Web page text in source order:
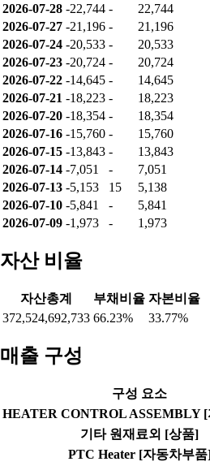
2026-07-28 -22,744 -
22,744
2026-07-27 -21,196 -
21,196
2026-07-24 -20,533 -
20,533
2026-07-23 -20,724 -
20,724
2026-07-22 -14,645 -
14,645
2026-07-21 -18,223 -
18,223
2026-07-20 -18,354 -
18,354
2026-07-16 -15,760 -
15,760
2026-07-15 -13,843 -
13,843
2026-07-14 -7,051 -
7,051
2026-07-13 -5,153 15
5,138
2026-07-10 -5,841 -
5,841
2026-07-09 -1,973 - 1,973
자산 비율
자산총계 부채비율 자본비율
372,524,692,733 66.23% 33.77%
매출 구성
구성 요소
HEATER CONTROL ASSEMBLY
기타 원재료외 [상품]
PTC Heater [자동차부품